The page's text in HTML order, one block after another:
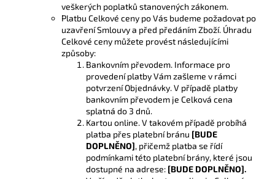
veškerých poplatků stanovených zákonem.
Platbu Celkové ceny po Vás budeme požadovat po
uzavření Smlouvy a před předáním Zboží. Úhradu
Celkové ceny můžete provést následujícími
způsoby:
Bankovním převodem. Informace pro
provedení platby Vám zašleme v rámci
potvrzení Objednávky. V případě platby
bankovním převodem je Celková cena
splatná do 3 dnů.
Kartou online. V takovém případě probíhá
platba přes platební bránu [BUDE
DOPLNĚNO], přičemž platba se řídí
podmínkami této platební brány, které jsou
dostupné na adrese: [BUDE DOPLNĚNO].